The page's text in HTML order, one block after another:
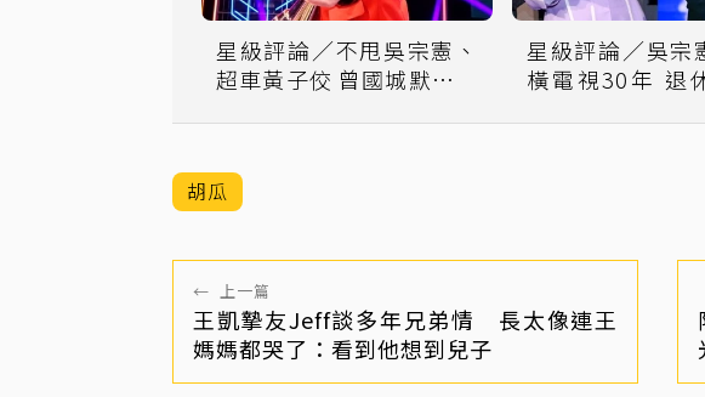
星級評論／不甩吳宗憲、
超車黃子佼 曾國城默默成
星級評論／吳宗
橫電視30年 退
胡瓜
← 上一篇
王凱摯友Jeff談多年兄弟情 長太像連王
媽媽都哭了：看到他想到兒子